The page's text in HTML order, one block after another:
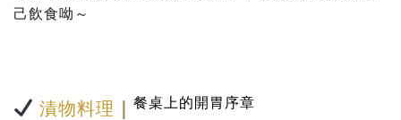
己飲食呦～
漬物料理 ｜ 餐桌上的開胃序章